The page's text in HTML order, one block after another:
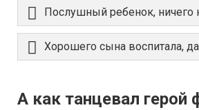
Послушный ребенок,
Хорошего сына воспитала,
А как танцевал герой